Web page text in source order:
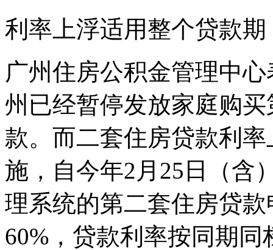
利率上浮适用整个贷款期
广州住房公积金管理中
州已经暂停发放家庭购
款。而二套住房贷款利
施，自今年2月25日（含
理系统的第二套住房贷
60%，贷款利率按同期